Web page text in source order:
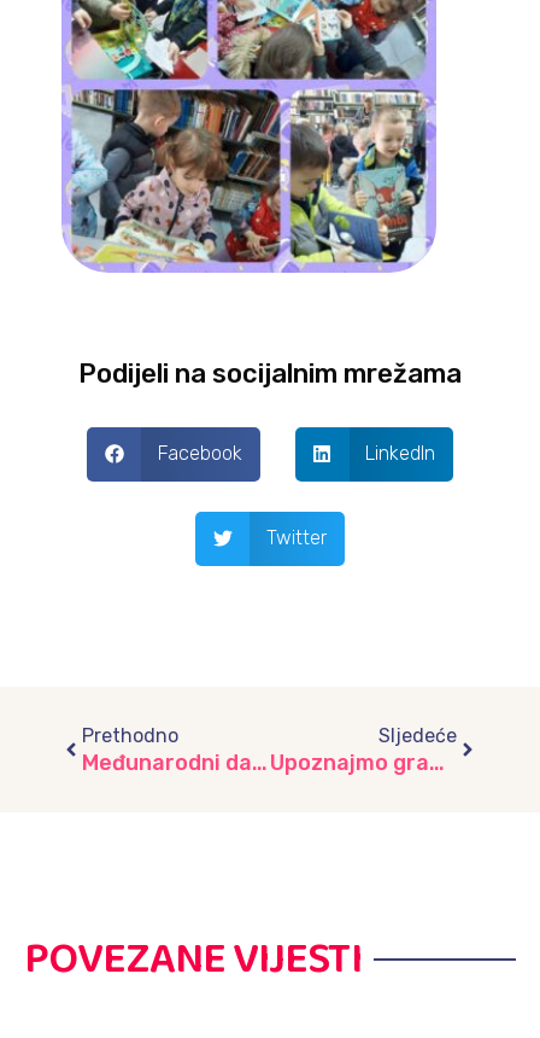
Podijeli na socijalnim mrežama
Facebook LinkedIn
Twitter
Prethodno
Međunarodni dan dječije knjige obilježen u vrtiću “Srećica”
Sljedeće
Upoznajmo grad Sarajevo da bi ga više voljeli, vrtić “Žubor”
POVEZANE VIJESTI